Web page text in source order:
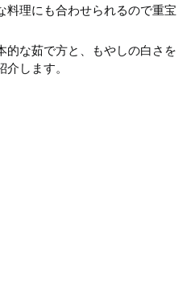
料理にも合わせられるので重宝
的な茹で方と、もやしの白さを
します。